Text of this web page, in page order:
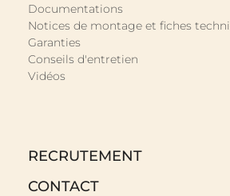
Documentations
Notices de montage et fiches
Garanties
Conseils d'entretien
Vidéos
RECRUTEMENT
CONTACT